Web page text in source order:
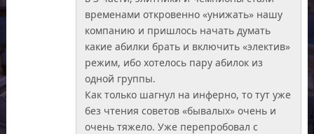
временами откровенно «унижать» нашу
компанию и пришлось начать думать
какие абилки брать и включить «электив»
режим, ибо хотелось пару абилок из
одной группы.
Как только шагнул на инферно, то тут уже
без чтения советов «бывалых» очень и
очень тяжело. Уже перепробовал с